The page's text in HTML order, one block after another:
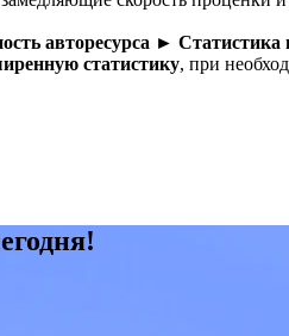
авторесурса ► Статистика
статистику, при